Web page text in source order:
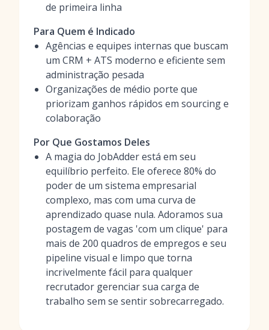
de primeira linha
Para Quem é Indicado
Agências e equipes internas que buscam
um CRM + ATS moderno e eficiente sem
administração pesada
Organizações de médio porte que
priorizam ganhos rápidos em sourcing e
colaboração
Por Que Gostamos Deles
A magia do JobAdder está em seu
equilíbrio perfeito. Ele oferece 80% do
poder de um sistema empresarial
complexo, mas com uma curva de
aprendizado quase nula. Adoramos sua
postagem de vagas 'com um clique' para
mais de 200 quadros de empregos e seu
pipeline visual e limpo que torna
incrivelmente fácil para qualquer
recrutador gerenciar sua carga de
trabalho sem se sentir sobrecarregado.